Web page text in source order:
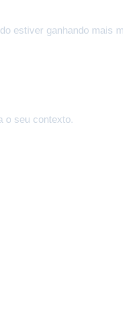
estiver ganhando
o seu contexto.